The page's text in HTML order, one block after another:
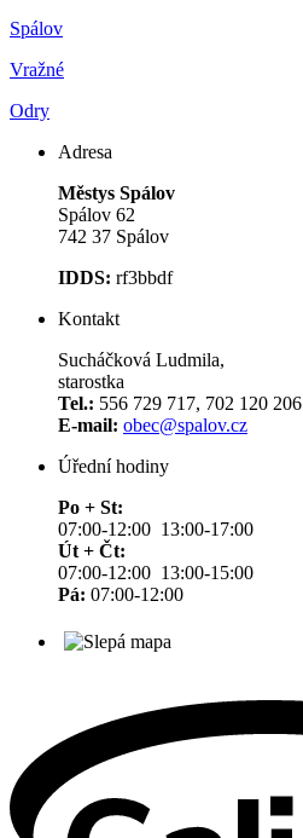
Spálov
Vražné
Odry
Adresa
Městys Spálov
Spálov 62
742 37 Spálov
IDDS: rf3bbdf
Kontakt
Sucháčková Ludmila,
starostka
Tel.: 556 729 717, 702 120 206
E-mail: obec@spalov.cz
Úřední hodiny
Po + St:
07:00-12:00 13:00-17:00
Út + Čt:
07:00-12:00 13:00-15:00
Pá: 07:00-12:00